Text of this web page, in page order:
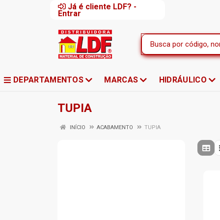
Já é cliente LDF? -
Entrar
DEPARTAMENTOS MARCAS HIDRÁULICO
TUPIA
INÍCIO ACABAMENTO TUPIA